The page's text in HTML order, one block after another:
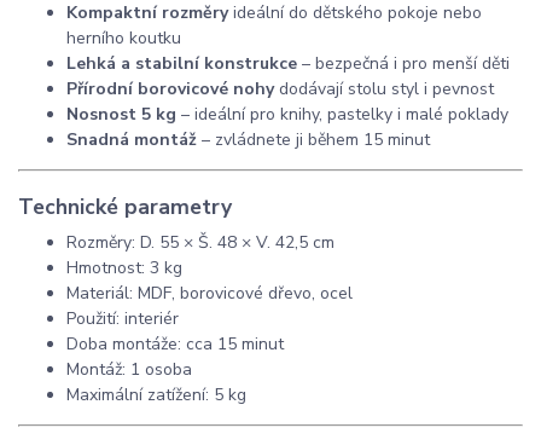
Kompaktní rozměryideální do dětského pokoje nebo
herního koutku
Lehká a stabilní konstrukce – bezpečná i pro menší děti
Přírodní borovicové nohydodávají stolu styl i pevnost
Nosnost 5 kg – ideální pro knihy, pastelky i malé poklady
Snadná montáž – zvládnete ji během 15 minut
Technické parametry
Rozměry: D. 55 × Š. 48 × V. 42,5 cm
Hmotnost: 3 kg
Materiál: MDF, borovicové dřevo, ocel
Použití: interiér
Doba montáže: cca 15 minut
Montáž: 1 osoba
Maximální zatížení: 5 kg